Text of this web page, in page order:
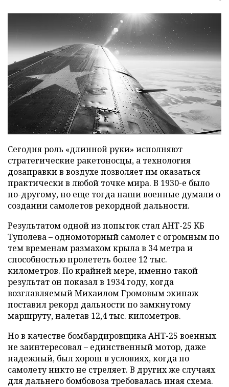
Сегодня роль «длинной руки» исполняют
стратегические ракетоносцы, а технология
дозаправки в воздухе позволяет им оказаться
практически в любой точке мира. В 1930-е было
по-другому, но еще тогда наши военные думали о
создании самолетов рекордной дальности.
Результатом одной из попыток стал АНТ-25 КБ
Туполева – одномоторный самолет с огромным по
тем временам размахом крыла в 34 метра и
способностью пролететь более 12 тыс.
километров. По крайней мере, именно такой
результат он показал в 1934 году, когда
возглавляемый Михаилом Громовым экипаж
поставил рекорд дальности по замкнутому
маршруту, налетав 12,4 тыс. километров.
Но в качестве бомбардировщика АНТ-25 военных
не заинтересовал – единственный мотор, даже
надежный, был хорош в условиях, когда по
самолету никто не стреляет. В других же случаях
для дальнего бомбовоза требовалась иная схема.